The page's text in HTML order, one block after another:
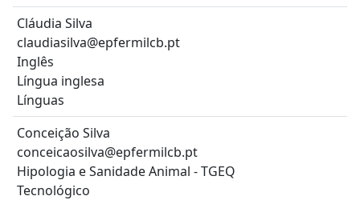
Cláudia Silva
claudiasilva@epfermilcb.pt
Inglês
Língua inglesa
Línguas
Conceição Silva
conceicaosilva@epfermilcb.pt
Hipologia e Sanidade Animal - TGEQ
Tecnológico